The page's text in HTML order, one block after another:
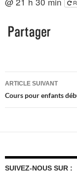
Navigation
des
ARTICLE SUIVANT
Cours pour enfants
SUIVEZ-NOUS SUR :